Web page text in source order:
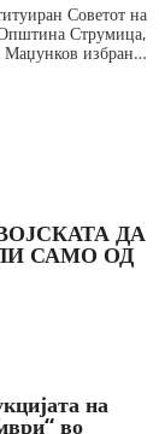
Советот на
Струмица,
Маџунков избран…
ДА
САМО ОД
на
во